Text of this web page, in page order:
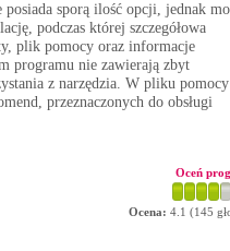
sporą ilość opcji, jednak
podczas której szczegółowa
plik pomocy oraz informacje
programu nie zawierają zbyt
z narzędzia. W pliku pomocy
przeznaczonych do obsługi
Oceń
Ocena: 4.1 (145